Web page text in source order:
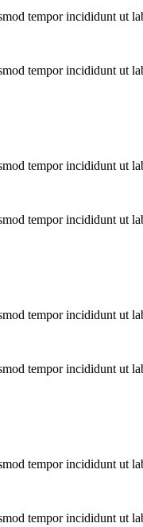
tempor incididunt ut
tempor incididunt ut
tempor incididunt ut
tempor incididunt ut
tempor incididunt ut
tempor incididunt ut
tempor incididunt ut
tempor incididunt ut